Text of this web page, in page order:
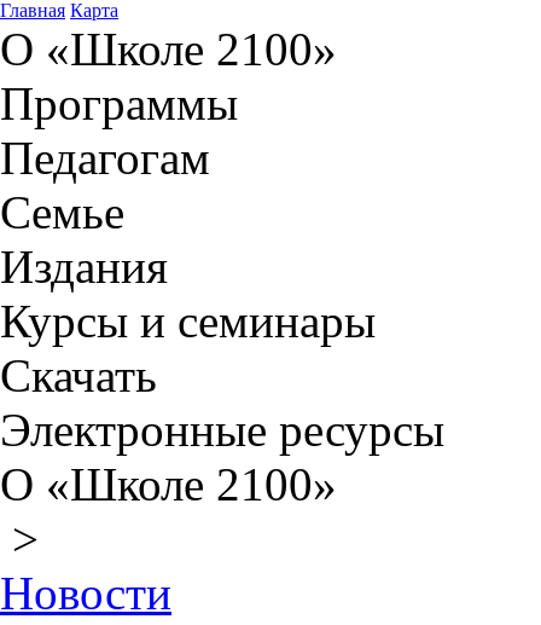
Главная Карта
О «Школе 2100»
Программы
Педагогам
Семье
Издания
Курсы и семинары
Скачать
Электронные ресурсы
О «Школе 2100»
>
Новости